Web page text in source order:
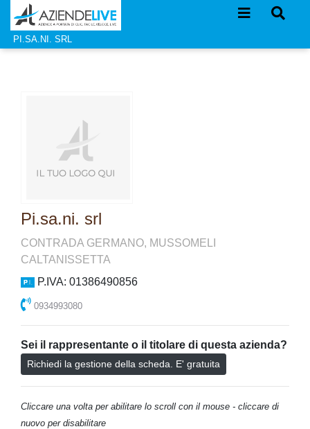
PI.SA.NI. SRL
Pi.sa.ni. srl
CONTRADA GERMANO, MUSSOMELI
CALTANISSETTA
P.IVA: 01386490856
0934993080
Sei il rappresentante o il titolare di questa azienda?
Richiedi la gestione della scheda. E' gratuita
Cliccare una volta per abilitare lo scroll con il mouse - cliccare di
nuovo per disabilitare